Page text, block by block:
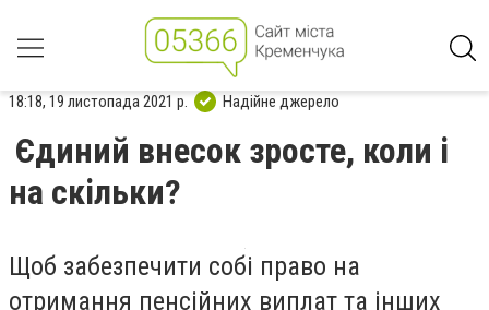
18:18, 19 листопада 2021 р. Надійне джерело
Єдиний внесок зросте, коли і
на скільки?
Щоб забезпечити собі право на
отримання пенсійних виплат та інших